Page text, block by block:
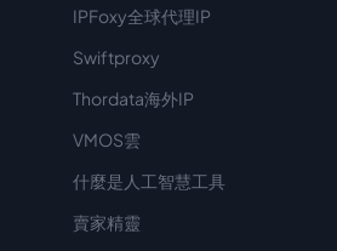
IPFoxy全球代理IP
Swiftproxy
Thordata海外IP
VMOS雲
什麼是人工智慧工具
賣家精靈